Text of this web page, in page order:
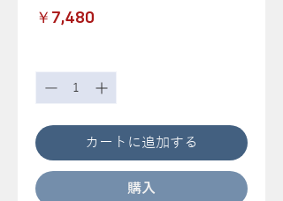
￥7,480
カートに追加する
購入